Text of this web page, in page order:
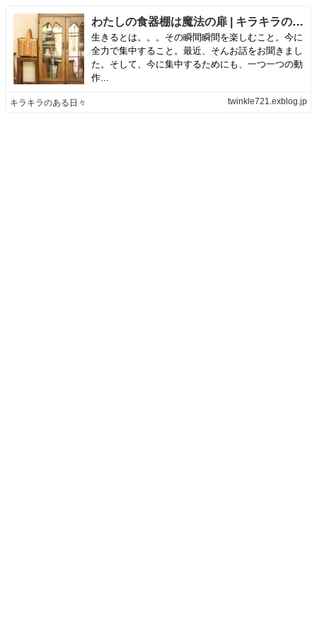
わたしの食器棚は魔法の扉 | キラキラのある日々
生きるとは。。。その瞬間瞬間を楽しむこと。今に
全力で集中すること。最近、そんお話をお聞きまし
た。そして、今に集中するためにも、一つ一つの動
作...
キラキラのある日々 twinkle721.exblog.jp